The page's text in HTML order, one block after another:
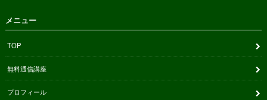
メニュー
TOP
無料通信講座
プロフィール